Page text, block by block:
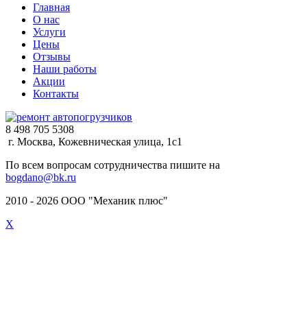
Главная
О нас
Услуги
Цены
Отзывы
Наши работы
Акции
Контакты
8 498 705 5308
г. Москва, Кожевническая улица, 1с1
По всем вопросам сотрудничества пишите на
bogdano@bk.ru
2010 - 2026 ООО "Механик плюс"
X